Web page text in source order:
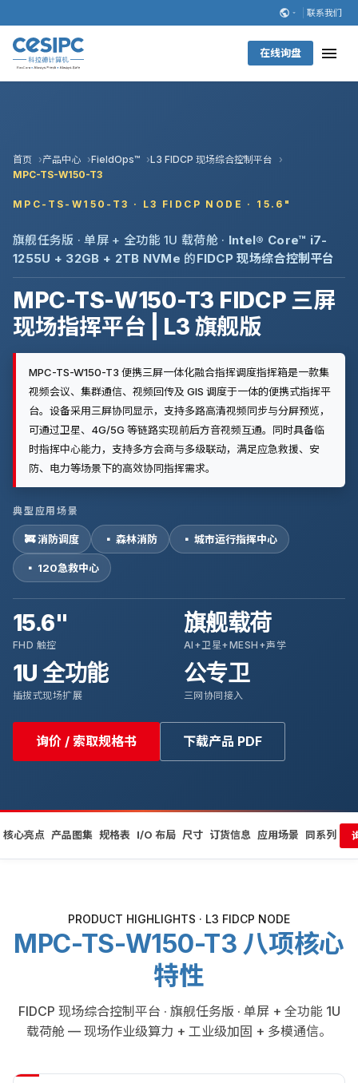
联系我们
在线询盘
首页 产品中心 FieldOps™
L3 FIDCP 现场综合控制平台
MPC-TS-W150-T3
MPC-TS-W150-T3 · L3 FIDCP NODE · 15.6"
旗舰任务版 · 单屏 + 全功能 1U 载荷舱 · Intel® Core™ i7-
1255U + 32GB + 2TB NVMe 的FIDCP 现场综合控制平台
MPC-TS-W150-T3 FIDCP 三屏
现场指挥平台 | L3 旗舰版
MPC-TS-W150-T3 便携三屏一体化融合指挥调度指挥箱是一款集
视频会议、集群通信、视频回传及 GIS 调度于一体的便携式指挥平
台。设备采用三屏协同显示，支持多路高清视频同步与分屏预览，
可通过卫星、4G/5G 等链路实现前后方音视频互通。同时具备临
时指挥中心能力，支持多方会商与多级联动，满足应急救援、安
防、电力等场景下的高效协同指挥需求。
典型应用场景
🚒 消防调度 ▪ 森林消防 ▪ 城市运行指挥中心
▪ 120急救中心
15.6"
FHD 触控
旗舰载荷
AI+卫星+MESH+声学
1U 全功能
插拔式现场扩展
公专卫
三网协同接入
询价 / 索取规格书 下载产品 PDF
核心亮点 产品图集 规格表 I/O 布局 尺寸 订货信息 应用场景 同系列
PRODUCT HIGHLIGHTS · L3 FIDCP NODE
MPC-TS-W150-T3 八项核心
特性
FIDCP 现场综合控制平台 · 旗舰任务版 · 单屏 + 全功能 1U
载荷舱 — 现场作业级算力 + 工业级加固 + 多模通信。